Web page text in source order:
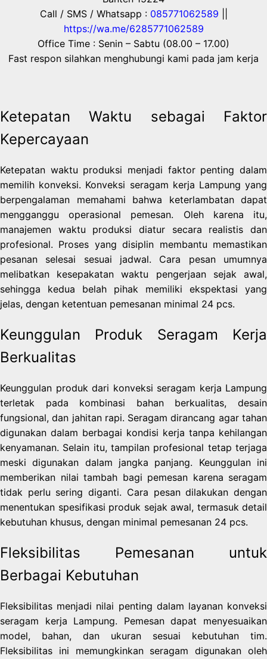
Call / SMS / Whatsapp : 085771062589
https://wa.me/6285771062589
Office Time : Senin – Sabtu (08.00 – 17.00)
Fast respon silahkan menghubungi kami pada jam kerja
Ketepatan Waktu sebagai Faktor
Kepercayaan
Ketepatan waktu produksi menjadi faktor penting dalam
memilih konveksi. Konveksi seragam kerja Lampung yang
berpengalaman memahami bahwa keterlambatan dapat
mengganggu operasional pemesan. Oleh karena itu,
manajemen waktu produksi diatur secara realistis dan
profesional. Proses yang disiplin membantu memastikan
pesanan selesai sesuai jadwal. Cara pesan umumnya
melibatkan kesepakatan waktu pengerjaan sejak awal,
sehingga kedua belah pihak memiliki ekspektasi yang
jelas, dengan ketentuan pemesanan minimal 24 pcs.
Keunggulan Produk Seragam Kerja
Berkualitas
Keunggulan produk dari konveksi seragam kerja Lampung
terletak pada kombinasi bahan berkualitas, desain
fungsional, dan jahitan rapi. Seragam dirancang agar tahan
digunakan dalam berbagai kondisi kerja tanpa kehilangan
kenyamanan. Selain itu, tampilan profesional tetap terjaga
meski digunakan dalam jangka panjang. Keunggulan ini
memberikan nilai tambah bagi pemesan karena seragam
tidak perlu sering diganti. Cara pesan dilakukan dengan
menentukan spesifikasi produk sejak awal, termasuk detail
kebutuhan khusus, dengan minimal pemesanan 24 pcs.
Fleksibilitas Pemesanan untuk
Berbagai Kebutuhan
Fleksibilitas menjadi nilai penting dalam layanan konveksi
seragam kerja Lampung. Pemesan dapat menyesuaikan
model, bahan, dan ukuran sesuai kebutuhan tim.
Fleksibilitas ini memungkinkan seragam digunakan oleh